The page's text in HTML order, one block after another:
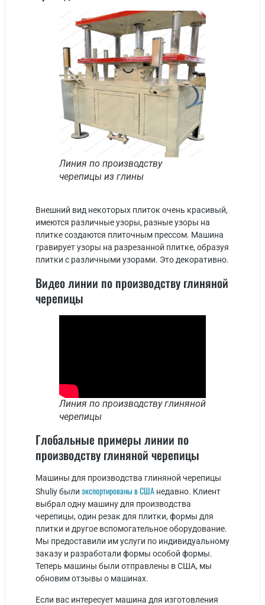
Линия по производству
черепицы из глины
Внешний вид некоторых плиток очень красивый,
имеются различные узоры, разные узоры на
плитке создаются плиточным прессом. Машина
гравирует узоры на разрезанной плитке, образуя
плитки с различными узорами. Это декоративно.
Видео линии по производству глиняной
черепицы
Линия по производству глиняной
черепицы
Глобальные примеры линии по
производству глиняной черепицы
Машины для производства глиняной черепицы
Shuliy были экспортированы в США недавно. Клиент
выбрал одну машину для производства
черепицы, один резак для плитки, формы для
плитки и другое вспомогательное оборудование.
Мы предоставили им услуги по индивидуальному
заказу и разработали формы особой формы.
Теперь машины были отправлены в США, мы
обновим отзывы о машинах.
Если вас интересует машина для изготовления